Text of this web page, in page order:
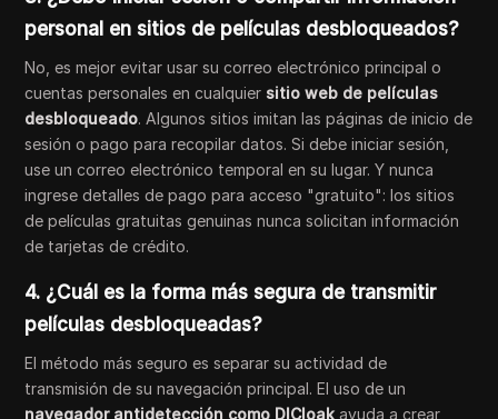
personal en sitios de películas desbloqueados?
No, es mejor evitar usar su correo electrónico principal o
cuentas personales en cualquier sitio web de películas
desbloqueado. Algunos sitios imitan las páginas de inicio de
sesión o pago para recopilar datos. Si debe iniciar sesión,
use un correo electrónico temporal en su lugar. Y nunca
ingrese detalles de pago para acceso "gratuito": los sitios
de películas gratuitas genuinas nunca solicitan información
de tarjetas de crédito.
4. ¿Cuál es la forma más segura de transmitir
películas desbloqueadas?
El método más seguro es separar su actividad de
transmisión de su navegación principal. El uso de un
navegador antidetección como DICloak ayuda a crear